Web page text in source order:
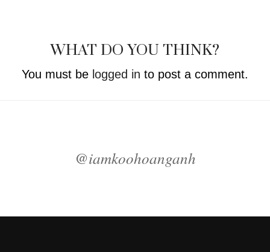
WHAT DO YOU THINK?
You must be logged in to post a comment.
@iamkoohoanganh